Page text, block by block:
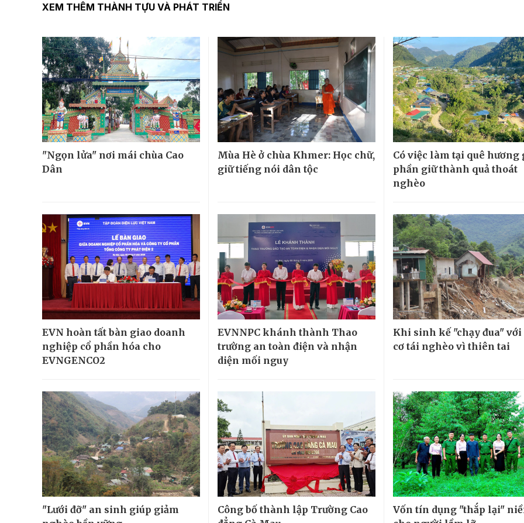
XEM THÊM THÀNH TỰU VÀ PHÁT TRIỂN
"Ngọn lửa" nơi mái chùa Cao
Dân
Mùa Hè ở chùa Khmer: Học chữ,
giữ tiếng nói dân tộc
Có việc làm tại quê hương
phần giữ thành quả thoát
nghèo
EVN hoàn tất bàn giao doanh
nghiệp cổ phần hóa cho
EVNGENCO2
EVNNPC khánh thành Thao
trường an toàn điện và nhận
diện mối nguy
Khi sinh kế "chạy đua"
cơ tái nghèo vì thiên tai
"Lưới đỡ" an sinh giúp giảm
Công bố thành lập Trường Cao
Vốn tín dụng "thắp lại"